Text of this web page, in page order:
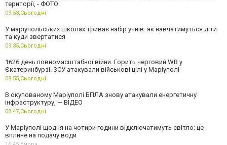
території, - ФОТО
09:53,Сьогодні
У маріупольських школах триває набір учнів: як навчатимуться діти
та куди звертатися
09:35,Сьогодні
1626 день повномасштабної війни. Горить черговий WB у
Єкатеринбурзі. ЗСУ атакували військові цілі у Маріуполі
08:55,Сьогодні
В окупованому Маріуполі БПЛА знову атакували енергетичну
інфраструктуру, — ВІДЕО
08:47,Сьогодні
У Маріуполі щодня на чотири години відключатимуть світло: це
вплине на подачу води